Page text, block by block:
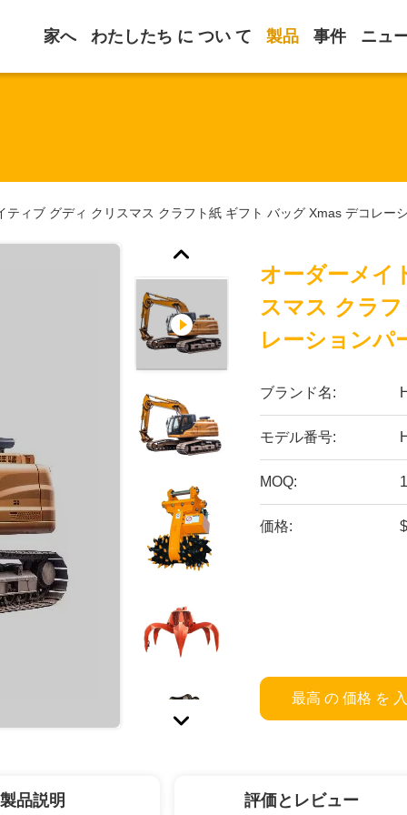
家へ わたしたち に つい て 製品 事件 ニュ
ティブ グディ クリスマス クラフト紙 ギフト バッグ Xmas デコレー
オーダーメイ
スマス クラ
レーションパ
ブランド名:
モデル番号:
MOQ:
価格:
最高 の 価格 を
製品説明 評価とレビュー